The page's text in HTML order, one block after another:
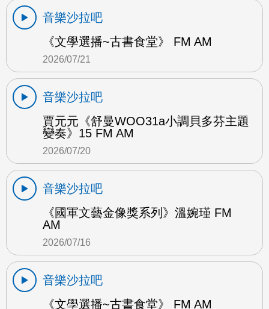
音樂沙拉吧
《文學選播~古書食堂》 FM AM
2026/07/21
音樂沙拉吧
賈元元《舒曼WOO31a小調貝多芬主題
變奏》15 FM AM
2026/07/20
音樂沙拉吧
《國軍文藝金像獎系列》溫婉瑾 FM
AM
2026/07/16
音樂沙拉吧
《文學選播~古書食堂》 FM AM